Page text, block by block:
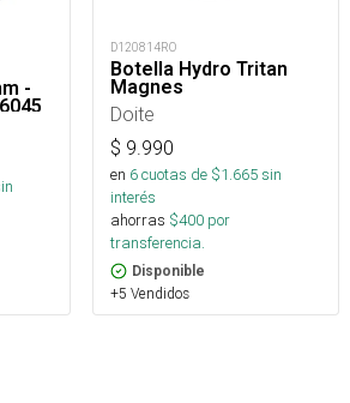
-
D120814RO
Botella Hydro Tritan
Magnes
Doite
$ 9.990
en 6cuotas de $1.665sin
interés
ahorras $400 por
transferencia.
Disponible
+5 Vendidos